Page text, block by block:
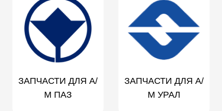
ЗАПЧАСТИ ДЛЯ А/
М ПАЗ
ЗАПЧАСТИ ДЛЯ А/
М УРАЛ